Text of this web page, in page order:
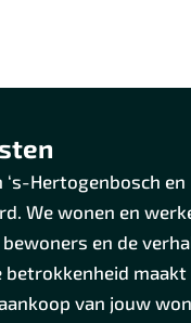
Hertogenbosch en
We wonen en
en de
betrokkenheid
van jouw